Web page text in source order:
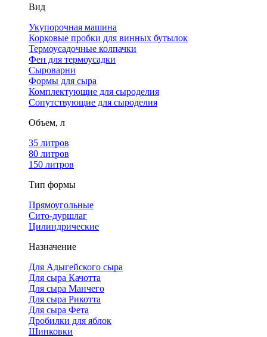
Вид
Укупорочная машина
Корковые пробки для винных бутылок
Термоусадочные колпачки
Фен для термоусадки
Сыроварни
Формы для сыра
Комплектующие для сыроделия
Сопутствующие для сыроделия
Объем, л
35 литров
80 литров
150 литров
Тип формы
Прямоугольные
Сито-дуршлаг
Цилиндрические
Назначение
Для Адыгейского сыра
Для сыра Качотта
Для сыра Манчего
Для сыра Рикотта
Для сыра Фета
Дробилки для яблок
Шинковки